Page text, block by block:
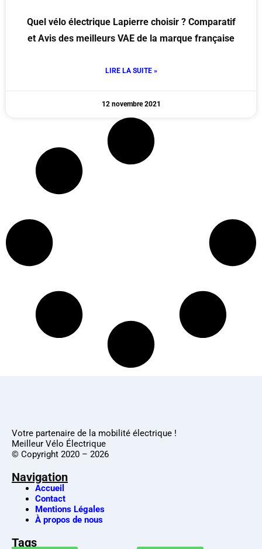
Quel vélo électrique Lapierre choisir ? Comparatif
et Avis des meilleurs VAE de la marque française
LIRE LA SUITE »
12 novembre 2021
Votre partenaire de la mobilité électrique !
Meilleur Vélo Électrique
© Copyright 2020 – 2026
Navigation
Accueil
Contact
Mentions Légales
À propos de nous
Tags